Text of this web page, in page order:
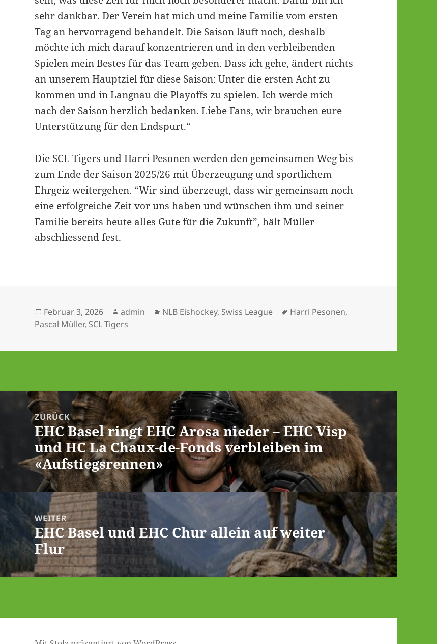
sehr dankbar. Der Verein hat mich und meine Familie vom ersten
Tag an hervorragend behandelt. Die Saison läuft noch, deshalb
möchte ich mich darauf konzentrieren und in den verbleibenden
Spielen mein Bestes für das Team geben. Dass ich gehe, ändert nichts
an unserem Hauptziel für diese Saison: Unter die ersten Acht zu
kommen und in Langnau die Playoffs zu spielen. Ich werde mich
nach der Saison herzlich bedanken. Liebe Fans, wir brauchen eure
Unterstützung für den Endspurt.“
Die SCL Tigers und Harri Pesonen werden den gemeinsamen Weg bis
zum Ende der Saison 2025/26 mit Überzeugung und sportlichem
Ehrgeiz weitergehen. “Wir sind überzeugt, dass wir gemeinsam noch
eine erfolgreiche Zeit vor uns haben und wünschen ihm und seiner
Familie bereits heute alles Gute für die Zukunft”, hält Müller
abschliessend fest.
Veröffentlicht
am
Februar 3, 2026 Autor
admin Kategorien
NLB Eishockey, Swiss League Schlagwörter
Harri Pesonen,
Pascal Müller, SCL Tigers
Beitrags-
NavigationZURÜCK
Vorheriger
Beitrag:
EHC Basel ringt EHC Arosa nieder – EHC Visp
und HC La Chaux-de-Fonds verbleiben im
«Aufstiegsrennen»
WEITER
Nächster
Beitrag:
EHC Basel und EHC Chur allein auf weiter
Flur